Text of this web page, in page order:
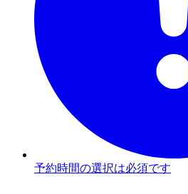
予約時間の選択は必須です